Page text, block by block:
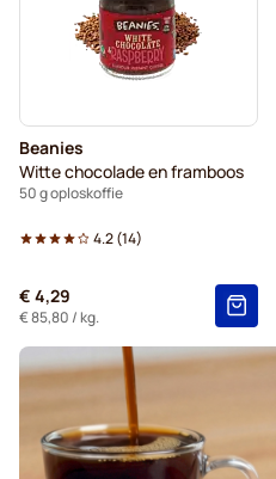
Beanies
Witte chocolade en framboos
50 g oploskoffie
4.2(14)
€ 4,29
€ 85,80 / kg.